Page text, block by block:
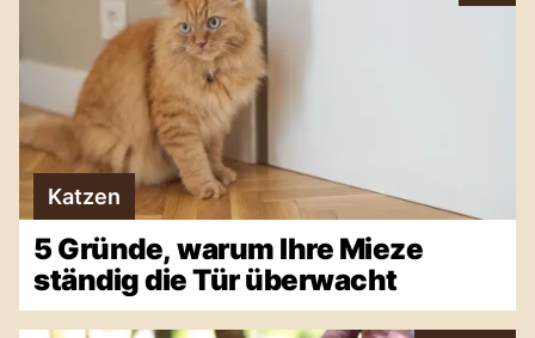
Katzen
5 Gründe, warum Ihre Mieze
ständig die Tür überwacht